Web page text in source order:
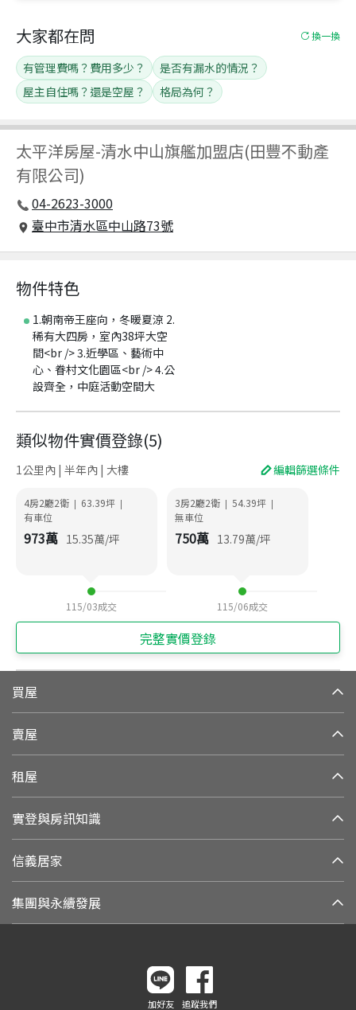
太平洋房屋-清水中山旗艦加盟店(田豐不動產
有限公司)
04-2623-3000
臺中市清水區中山路73號
大家都在問 換一換
有管理費嗎？費用多少？
是否有漏水的情況？
屋主自住嗎？還是空屋？
格局為何？
物件特色
1.朝南帝王座向，冬暖夏涼 2.
稀有大四房，室內38坪大空
間<br /> 3.近學區、藝術中
心、眷村文化園區<br /> 4.公
設齊全，中庭活動空間大
類似物件實價登錄(5)
1公里內 | 半年內 | 大樓 編輯篩選條件
4房2廳2衛 | 63.39坪 |
有車位
973萬 15.35萬/坪
115/03成交
3房2廳2衛 | 54.39坪 |
無車位
750萬 13.79萬/坪
115/06成交
完整實價登錄
買屋
賣屋
租屋
實登與房訊知識
信義居家
集團與永續發展
加好友 追蹤我們